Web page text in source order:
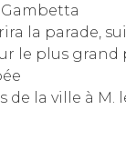
Gambetta
la parade,
le plus grand
de la ville à M.